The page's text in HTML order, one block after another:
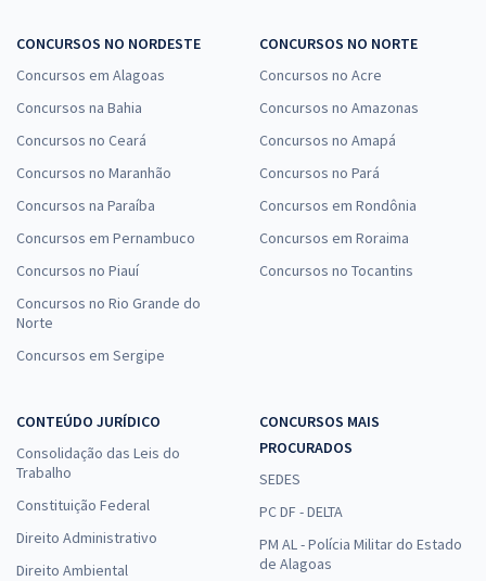
CONCURSOS NO NORDESTE
Concursos em Alagoas
Concursos na Bahia
Concursos no Ceará
Concursos no Maranhão
Concursos na Paraíba
Concursos em Pernambuco
Concursos no Piauí
Concursos no Rio Grande do
Norte
Concursos em Sergipe
CONCURSOS NO NORTE
Concursos no Acre
Concursos no Amazonas
Concursos no Amapá
Concursos no Pará
Concursos em Rondônia
Concursos em Roraima
Concursos no Tocantins
CONTEÚDO JURÍDICO
Consolidação das Leis do
Trabalho
Constituição Federal
Direito Administrativo
Direito Ambiental
CONCURSOS MAIS
PROCURADOS
SEDES
PC DF - DELTA
PM AL - Polícia Militar do Estado
de Alagoas